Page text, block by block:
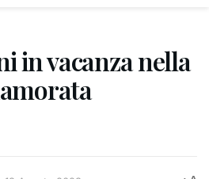
in vacanza nella